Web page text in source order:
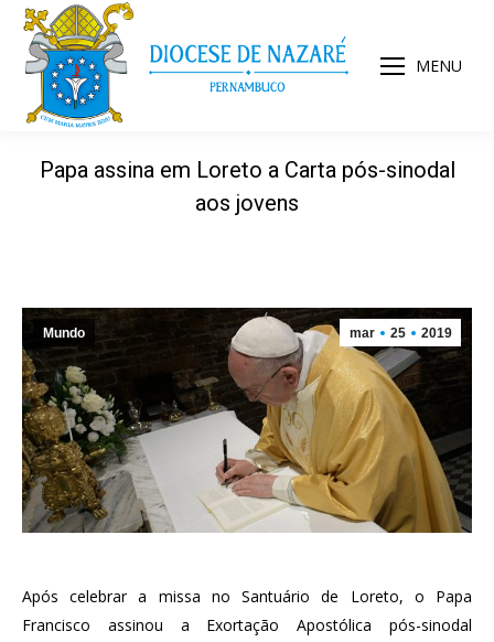
MENU
Papa assina em Loreto a Carta pós-sinodal
aos jovens
mar 25 2019
Mundo
Após celebrar a missa no Santuário de Loreto, o Papa
Francisco assinou a Exortação Apostólica pós-sinodal